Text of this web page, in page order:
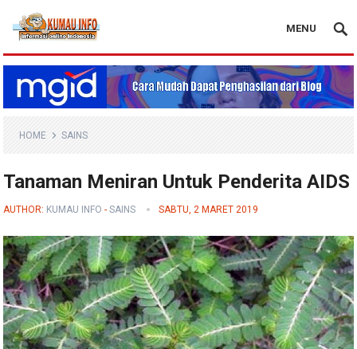
Blog Kumau Info
MENU
HOME SAINS
Tanaman Meniran Untuk Penderita AIDS
AUTHOR: KUMAU INFO -SAINS SABTU, 2 MARET 2019